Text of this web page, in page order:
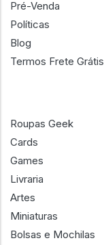
Pré-Venda
Políticas
Blog
Termos Frete Grátis
Roupas Geek
Cards
Games
Livraria
Artes
Miniaturas
Bolsas e Mochilas